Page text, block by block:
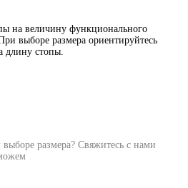
на величину функционального
выборе размера ориентируйтесь
длину стопы.
размера? Свяжитесь с нами